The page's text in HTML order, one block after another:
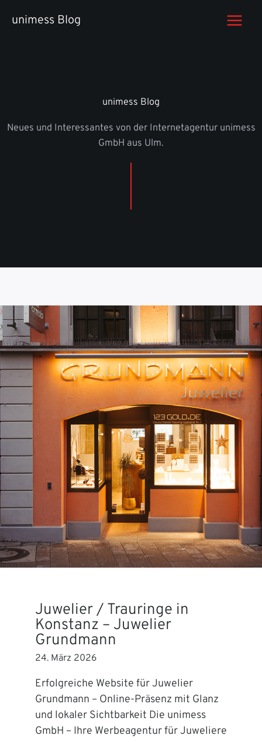
Inhaltunimess Blog
unimess Blog
Neues und Interessantes von der Internetagentur unimess
GmbH aus Ulm.
Juwelier / Trauringe in
Konstanz – Juwelier
Grundmann
24. März 2026
Erfolgreiche Website für Juwelier
Grundmann – Online-Präsenz mit Glanz
und lokaler Sichtbarkeit Die unimess
GmbH – Ihre Werbeagentur für Juweliere
SEITE
SEITESEITESEITE